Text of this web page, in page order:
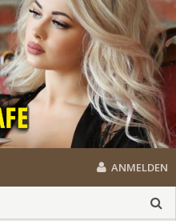
ANMELDEN